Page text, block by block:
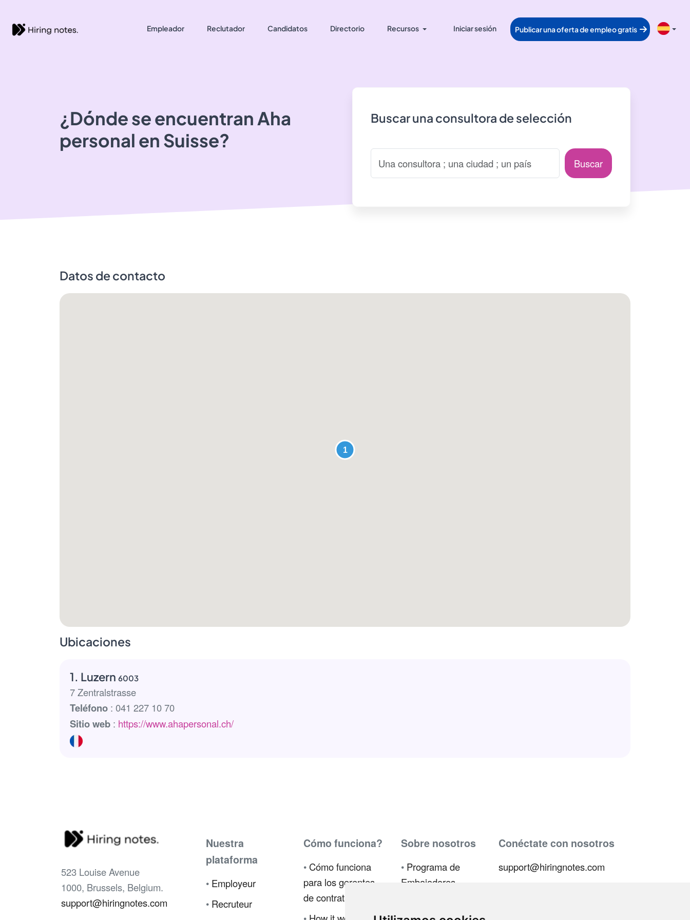
Empleador Reclutador Candidatos Directorio Recursos Iniciar sesión Publicar una oferta de empleo gratis
¿Dónde se encuentran Aha
personal en Suisse?
Buscar una consultora de selección
Buscar
Datos de contacto
Ubicaciones
1. Luzern 6003
7 Zentralstrasse
Teléfono: 041 227 10 70
Sitio web: https://www.ahapersonal.ch/
523 Louise Avenue
1000, Brussels, Belgium.
support@hiringnotes.com
Nuestra
plataforma
• Employeur
• Recruteur
Cómo funciona?
• Cómo funciona
para los gerentes
de contratación
Sobre nosotros
• Programa de
Embajadores
Conéctate con nosotros
support@hiringnotes.com